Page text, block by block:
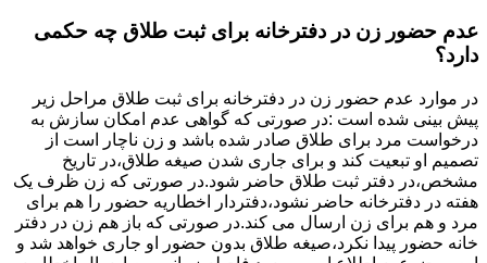
عدم حضور زن در دفترخانه برای ثبت طلاق چه حکمی
دارد؟
در موارد عدم حضور زن در دفترخانه برای ثبت طلاق مراحل زیر
پیش بینی شده است :در صورتی که گواهی عدم امکان سازش به
درخواست مرد برای طلاق صادر شده باشد و زن ناچار است از
تصمیم او تبعیت کند و برای جاری شدن صیغه طلاق،در تاریخ
مشخص،در دفتر ثبت طلاق حاضر شود.در صورتی که زن ظرف یک
هفته در دفترخانه حاضر نشود،دفتردار اخطاریه حضور را هم برای
مرد و هم برای زن ارسال می کند.در صورتی که باز هم زن در دفتر
خانه حضور پیدا نکرد،صیغه طلاق بدون حضور او جاری خواهد شد و